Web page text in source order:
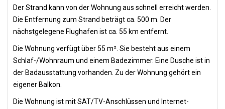
Der Strand kann von der Wohnung aus schnell erreicht werden.
Die Entfernung zum Strand beträgt ca. 500 m. Der
nächstgelegene Flughafen ist ca. 55 km entfernt.
Die Wohnung verfügt über 55 m². Sie besteht aus einem
Schlaf-/Wohnraum und einem Badezimmer. Eine Dusche ist in
der Badausstattung vorhanden. Zu der Wohnung gehört ein
eigener Balkon.
Die Wohnung ist mit SAT/TV-Anschlüssen und Internet-